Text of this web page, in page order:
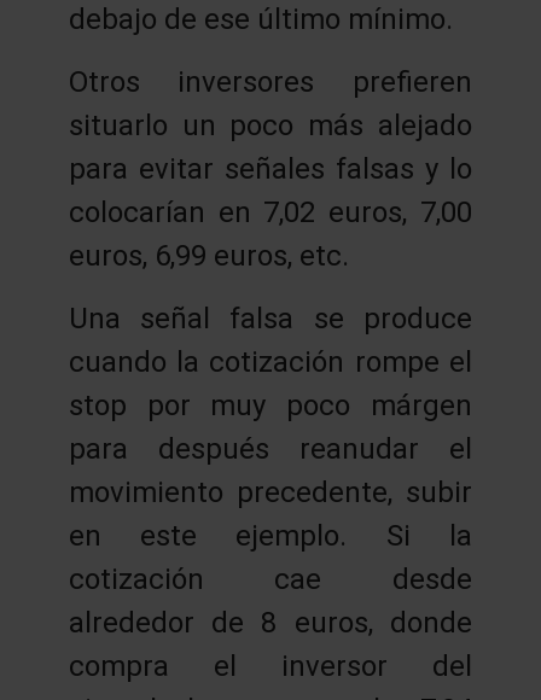
debajo de ese último mínimo.
Otros inversores prefieren
situarlo un poco más alejado
para evitar señales falsas y lo
colocarían en 7,02 euros, 7,00
euros, 6,99 euros, etc.
Una señal falsa se produce
cuando la cotización rompe el
stop por muy poco márgen
para después reanudar el
movimiento precedente, subir
en este ejemplo. Si la
cotización cae desde
alrededor de 8 euros, donde
compra el inversor del